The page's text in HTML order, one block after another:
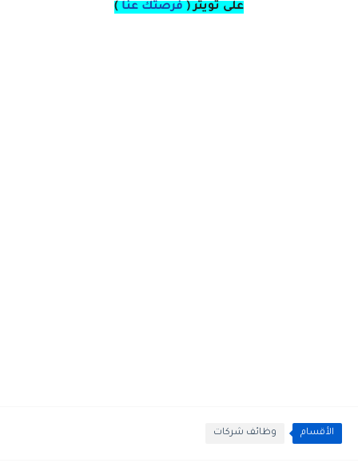
على تويتر( فرصتك عنا )
الأقسام وظائف شركات